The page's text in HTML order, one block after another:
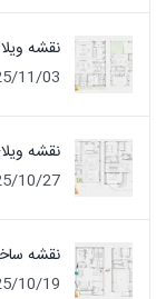
نقشه ویلا
11/03
نقشه ویلای
10/27
نقشه ساختمان با
10/19